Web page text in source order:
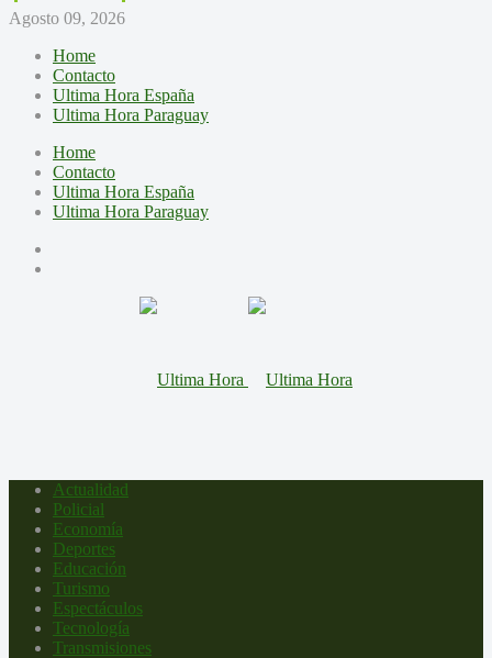
Agosto 09, 2026
Home
Contacto
Ultima Hora España
Ultima Hora Paraguay
Home
Contacto
Ultima Hora España
Ultima Hora Paraguay
Actualidad
Policial
Economía
Deportes
Educación
Turismo
Espectáculos
Tecnología
Transmisiones